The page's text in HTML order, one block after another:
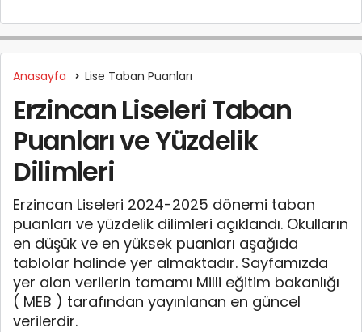
Anasayfa Lise Taban Puanları
Erzincan Liseleri Taban
Puanları ve Yüzdelik
Dilimleri
Erzincan Liseleri 2024-2025 dönemi taban
puanları ve yüzdelik dilimleri açıklandı. Okulların
en düşük ve en yüksek puanları aşağıda
tablolar halinde yer almaktadır. Sayfamızda
yer alan verilerin tamamı Milli eğitim bakanlığı
( MEB ) tarafından yayınlanan en güncel
verilerdir.